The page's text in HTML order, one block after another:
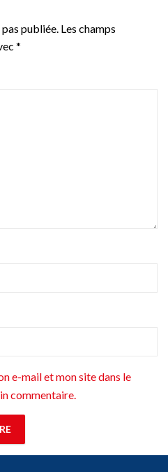
publiée. Les champs
*
e-mail et mon site dans le
commentaire.